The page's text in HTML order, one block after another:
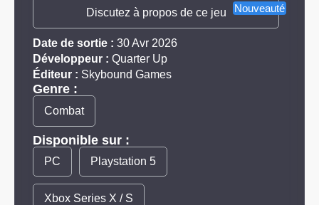
Nouveauté
Discutez à propos de ce jeu
Date de sortie : 30 Avr 2026
Développeur : Quarter Up
Éditeur : Skybound Games
Genre :
Combat
Disponible sur :
PC Playstation 5
Xbox Series X / S